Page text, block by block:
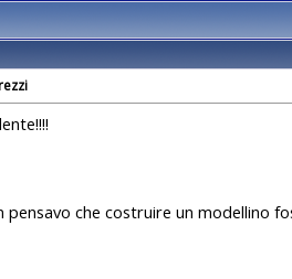
che costruire un modellino